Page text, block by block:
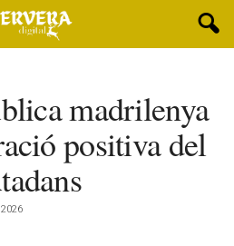
madrilenya
positiva del